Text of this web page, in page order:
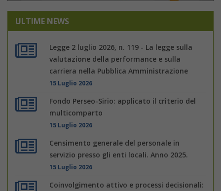
ULTIME NEWS
Legge 2 luglio 2026, n. 119 - La legge sulla
valutazione della performance e sulla
carriera nella Pubblica Amministrazione
15 Luglio 2026
Fondo Perseo-Sirio: applicato il criterio del
multicomparto
15 Luglio 2026
Censimento generale del personale in
servizio presso gli enti locali. Anno 2025.
15 Luglio 2026
Coinvolgimento attivo e processi decisionali: